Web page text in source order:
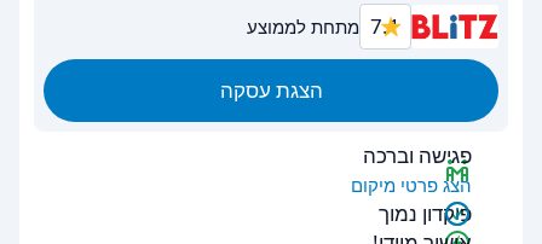
7.1 מתחת לממוצע
הצגת עסקה
פגישה וברכה
הצג פרטי מיקום
פיקדון נמוך